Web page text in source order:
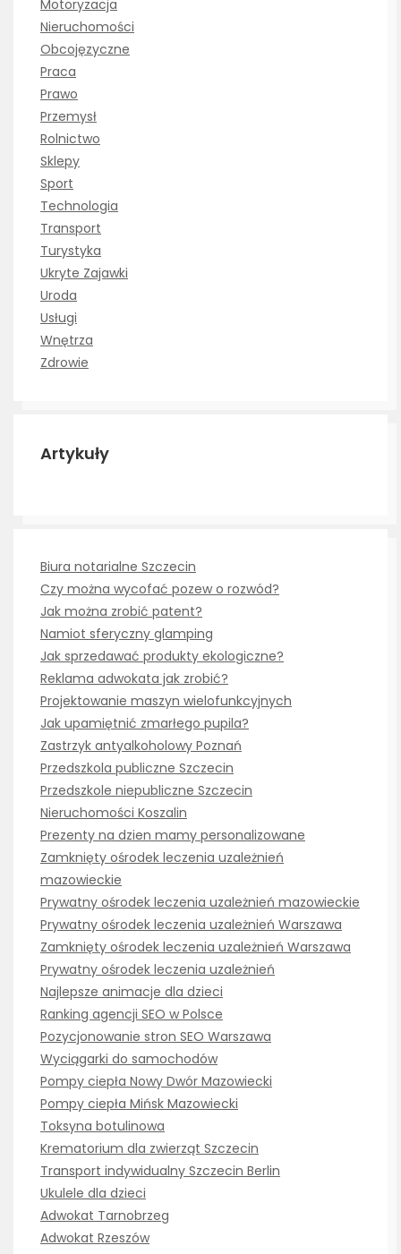
Motoryzacja
Nieruchomości
Obcojęzyczne
Praca
Prawo
Przemysł
Rolnictwo
Sklepy
Sport
Technologia
Transport
Turystyka
Ukryte Zajawki
Uroda
Usługi
Wnętrza
Zdrowie
Artykuły
Biura notarialne Szczecin
Czy można wycofać pozew o rozwód?
Jak można zrobić patent?
Namiot sferyczny glamping
Jak sprzedawać produkty ekologiczne?
Reklama adwokata jak zrobić?
Projektowanie maszyn wielofunkcyjnych
Jak upamiętnić zmarłego pupila?
Zastrzyk antyalkoholowy Poznań
Przedszkola publiczne Szczecin
Przedszkole niepubliczne Szczecin
Nieruchomości Koszalin
Prezenty na dzien mamy personalizowane
Zamknięty ośrodek leczenia uzależnień
mazowieckie
Prywatny ośrodek leczenia uzależnień mazowieckie
Prywatny ośrodek leczenia uzależnień Warszawa
Zamknięty ośrodek leczenia uzależnień Warszawa
Prywatny ośrodek leczenia uzależnień
Najlepsze animacje dla dzieci
Ranking agencji SEO w Polsce
Pozycjonowanie stron SEO Warszawa
Wyciągarki do samochodów
Pompy ciepła Nowy Dwór Mazowiecki
Pompy ciepła Mińsk Mazowiecki
Toksyna botulinowa
Krematorium dla zwierząt Szczecin
Transport indywidualny Szczecin Berlin
Ukulele dla dzieci
Adwokat Tarnobrzeg
Adwokat Rzeszów